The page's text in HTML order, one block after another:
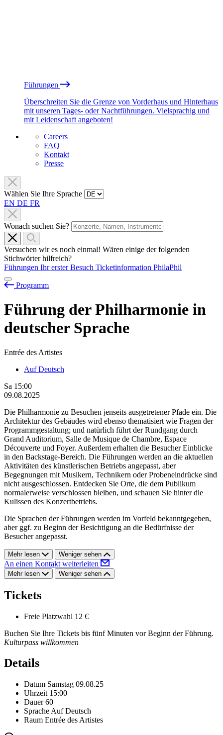
Führungen
Überschreiten Sie die Grenze von Vorderhaus und Hinterhaus
mit unseren Tages- oder Nachtführungen. Vielsprachig und
mit Leidenschaft angeboten!
Careers
FAQ
Kontakt
Presse
Wählen Sie Ihre Sprache
EN DE FR
Wonach suchen Sie?
Versuchen wir es noch einmal! Wären einige der folgenden
Stichwörter hilfreich?
Führungen Ihr erster Besuch Ticketinformation PhilaPhil
Programm
Führung der Philharmonie in
deutscher Sprache
Entrée des Artistes
Auf Deutsch
Sa 15:00
09.08.2025
Die Philharmonie zu Besuchen jenseits ausgetretener Pfade ein. Die
Architektur des Gebäudes wird ebenso thematisiert wie Fragen der
Programmgestaltung; und natürlich führt der Rundgang durch
Grand Auditorium, Salle de Musique de Chambre, Espace
Découverte und Foyer. Außerdem erhalten die Besucher Einblicke
in den Backstage-Bereich. Die Führungen werden an die aktuellen
Aktivitäten des künstlerischen Betriebs angepasst, aber
Begegnungen mit Musikern, Technikern oder Probeneindrücke sind
nicht ausgeschlossen. Entdecken Sie Orte, die dem Publikum
normalerweise verschlossen bleiben, und schauen Sie hinter die
Kulissen des Konzertbetriebs.
Die Sprachen der Führungen werden im Vorfeld bekanntgegeben,
aber ggf. zu Beginn der Besichtigung an die Bedürfnisse der
Besucher angepasst.
Mehr lesen Weniger sehen
An einen Kontakt weiterleiten
Mehr lesen Weniger sehen
Tickets
Freie Platzwahl 12 €
Buchen Sie Ihre Tickets bis fünf Minuten vor Beginn der Führung.
Kulturpass willkommen
Details
Datum Samstag 09.08.25
Uhrzeit 15:00
Dauer 60
Sprache Auf Deutsch
Raum Entrée des Artistes